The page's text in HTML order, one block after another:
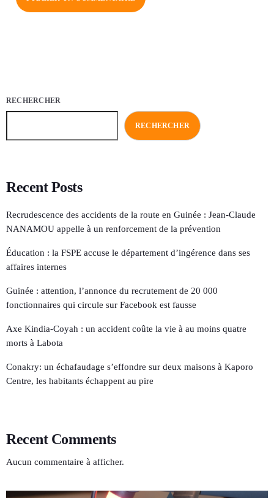
RECHERCHER
RECHERCHER
Recent Posts
Recrudescence des accidents de la route en Guinée : Jean-Claude
NANAMOU appelle à un renforcement de la prévention
Éducation : la FSPE accuse le département d’ingérence dans ses
affaires internes
Guinée : attention, l’annonce du recrutement de 20 000
fonctionnaires qui circule sur Facebook est fausse
Axe Kindia-Coyah : un accident coûte la vie à au moins quatre
morts à Labota
Conakry: un échafaudage s’effondre sur deux maisons à Kaporo
Centre, les habitants échappent au pire
Recent Comments
Aucun commentaire à afficher.